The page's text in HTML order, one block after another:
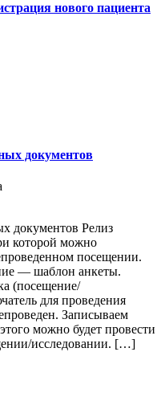
нового пациента
документов
документов Релиз
которой можно
посещении.
— шаблон анкеты.
(посещение/
для проведения
Записываем
можно будет провести
исследовании. […]